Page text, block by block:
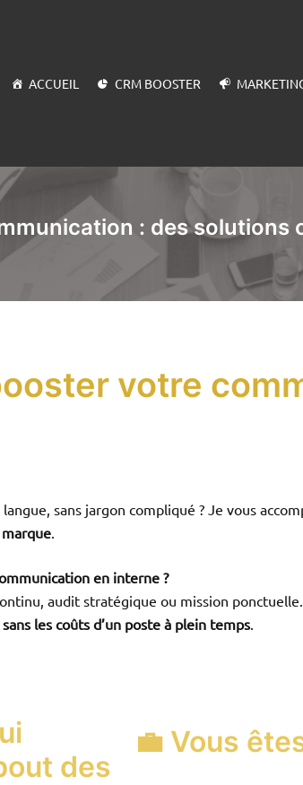
ACCUEIL CRM BOOSTER
: des solutions
votre
sans jargon compliqué ? Je vous
.
en interne ?
audit stratégique ou mission ponctuelle.
sans les coûts d’un poste à plein temps.
des
💼 Vous